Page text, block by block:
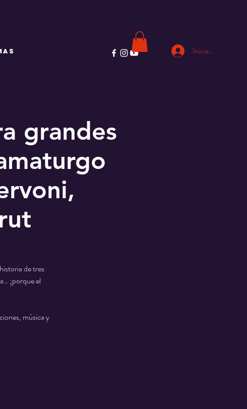
Iniciar sesión
grandes
de tres
¡porque el
música y